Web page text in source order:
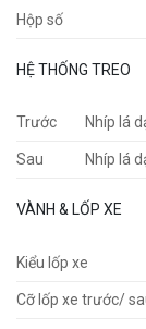
Hộp số
HỆ THỐNG TREO
Trước Nhíp lá
Sau Nhíp lá
VÀNH & LỐP XE
Kiểu lốp xe
Cỡ lốp xe trước/